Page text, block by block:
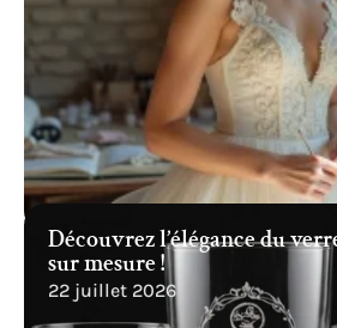
Découvrez l’élégance du
sur mesure !
22 juillet 2026